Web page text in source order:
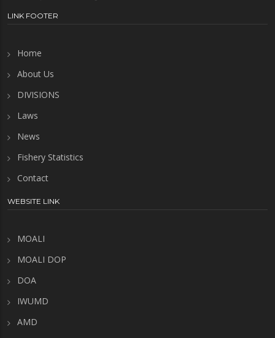
LINK FOOTER
Home
About Us
DIVISIONS
Laws
News
Fishery Statistics
Contact
WEBSITE LINK
MOALI
MOALI DOP
DOA
IWUMD
AMD